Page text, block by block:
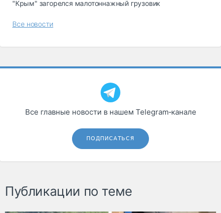
"Крым" загорелся малотоннажный грузовик
Все новости
Все главные новости в нашем Telegram‑канале
ПОДПИСАТЬСЯ
Публикации по теме